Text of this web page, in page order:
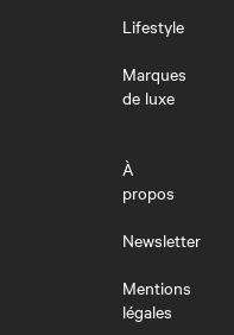
Lifestyle
Marques
de luxe
À
propos
Newsletter
Mentions
légales